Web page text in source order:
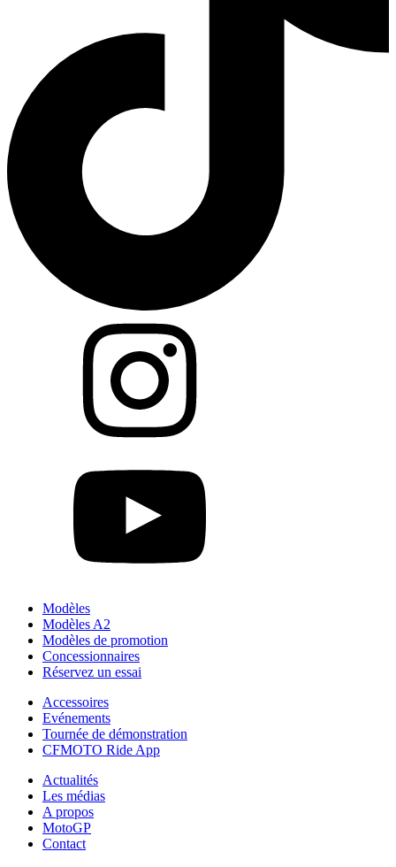
Modèles
Modèles A2
Modèles de promotion
Concessionnaires
Réservez un essai
Accessoires
Evénements
Tournée de démonstration
CFMOTO Ride App
Actualités
Les médias
A propos
MotoGP
Contact